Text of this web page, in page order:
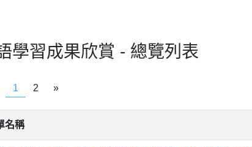
學習成果欣賞 - 總覽列表
1 2 »
名稱